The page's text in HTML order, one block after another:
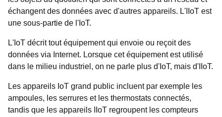
échangent des données avec d'autres appareils. L'IIoT est
une sous-partie de l'IoT.
L'IoT décrit tout équipement qui envoie ou reçoit des
données via Internet. Lorsque cet équipement est utilisé
dans le milieu industriel, on ne parle plus d'IoT, mais d'IIoT.
Les appareils IoT grand public incluent par exemple les
ampoules, les serrures et les thermostats connectés,
tandis que les appareils IIoT regroupent les compteurs